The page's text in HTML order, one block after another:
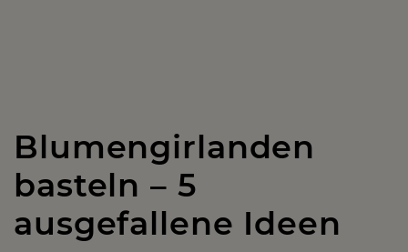
Blumengirlanden
basteln – 5
ausgefallene Ideen